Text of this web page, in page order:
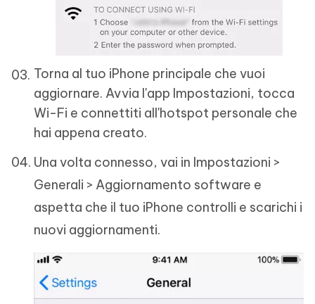
Torna al tuo iPhone principale che vuoi
aggiornare. Avvia l'app Impostazioni, tocca
Wi-Fi e connettiti all'hotspot personale che
hai appena creato.
Una volta connesso, vai in Impostazioni >
Generali > Aggiornamento software e
aspetta che il tuo iPhone controlli e scarichi i
nuovi aggiornamenti.